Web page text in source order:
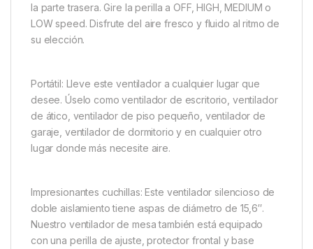
la parte trasera. Gire la perilla a OFF, HIGH, MEDIUM o
LOW speed. Disfrute del aire fresco y fluido al ritmo de
su elección.
Portátil: Lleve este ventilador a cualquier lugar que
desee. Úselo como ventilador de escritorio, ventilador
de ático, ventilador de piso pequeño, ventilador de
garaje, ventilador de dormitorio y en cualquier otro
lugar donde más necesite aire.
Impresionantes cuchillas: Este ventilador silencioso de
doble aislamiento tiene aspas de diámetro de 15,6″.
Nuestro ventilador de mesa también está equipado
con una perilla de ajuste, protector frontal y base